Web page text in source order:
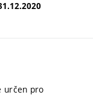
určen pro